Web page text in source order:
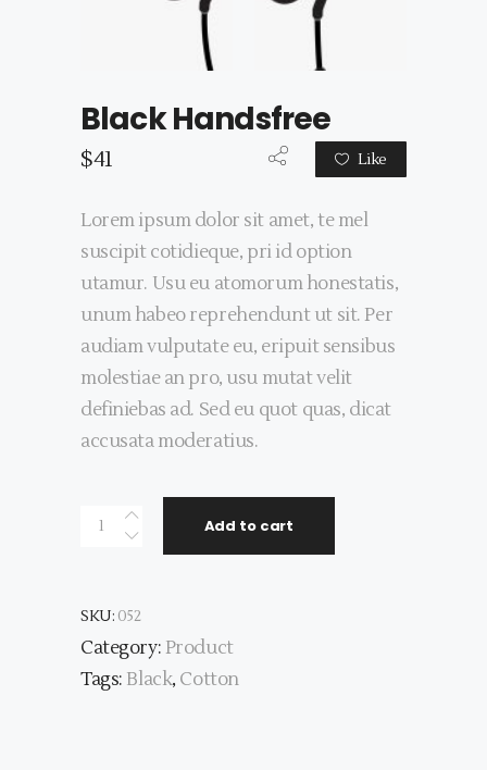
Black Handsfree
Like
$41
Lorem ipsum dolor sit amet, te mel
suscipit cotidieque, pri id option
utamur. Usu eu atomorum honestatis,
unum habeo reprehendunt ut sit. Per
audiam vulputate eu, eripuit sensibus
molestiae an pro, usu mutat velit
definiebas ad. Sed eu quot quas, dicat
accusata moderatius.
Black
Handsfree
Add to cart
SKU: 052
Category:Product
Tags: Black, Cotton